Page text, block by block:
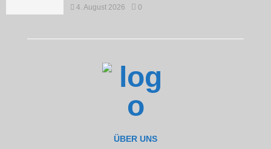
4. August 2026 0
ÜBER UNS